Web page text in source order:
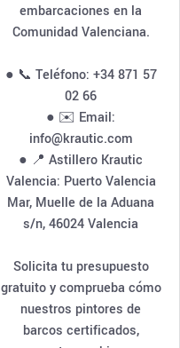
embarcaciones en la
Comunidad Valenciana.
● 📞 Teléfono: +34 871 57
02 66
● ✉️ Email:
info@krautic.com
● 📍 Astillero Krautic
Valencia: Puerto Valencia
Mar, Muelle de la Aduana
s/n, 46024 Valencia
Solicita tu presupuesto
gratuito y comprueba cómo
nuestros pintores de
barcos certificados,